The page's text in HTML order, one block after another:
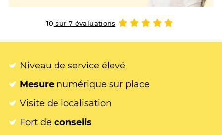
10 sur 7 évaluations
Niveau de service élevé
Mesure numérique sur place
Visite de localisation
Fort de conseils